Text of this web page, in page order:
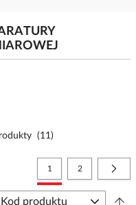
(11)
Strona
Aktualnie czytasz stronę
1 Strona
2